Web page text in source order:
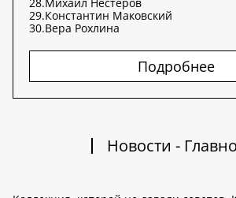
28.Михаил Нестеров
29.Константин Маковский
30.Вера Рохлина
Подробнее
Новости -